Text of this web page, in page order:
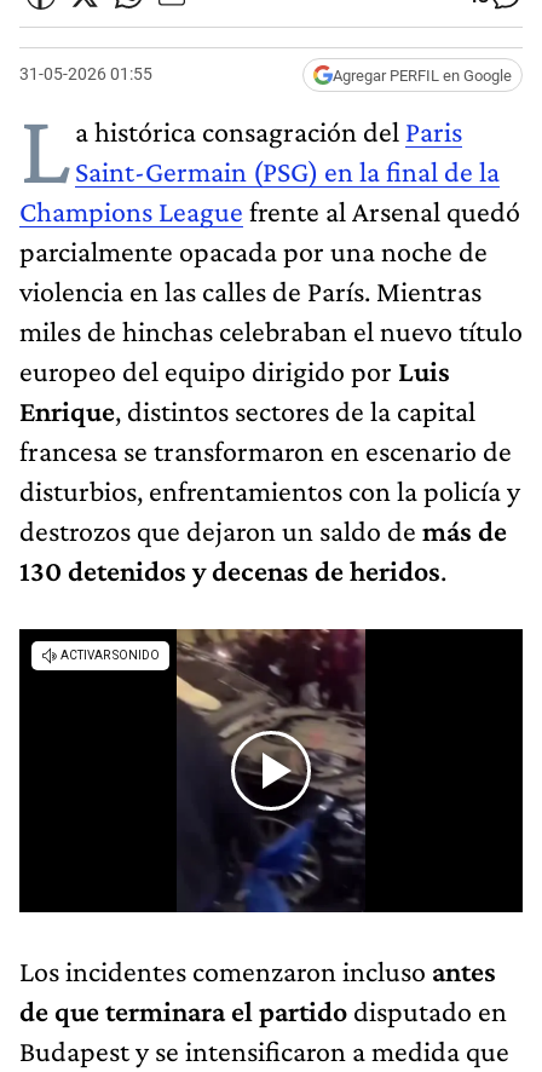
31-05-2026 01:55 Agregar PERFIL en Google
La histórica consagración del Paris
Saint-Germain (PSG) en la final de la
Champions League frente al Arsenal quedó
parcialmente opacada por una noche de
violencia en las calles de París. Mientras
miles de hinchas celebraban el nuevo título
europeo del equipo dirigido por Luis
Enrique, distintos sectores de la capital
francesa se transformaron en escenario de
disturbios, enfrentamientos con la policía y
destrozos que dejaron un saldo de más de
130 detenidos y decenas de heridos.
Los incidentes comenzaron incluso antes
de que terminara el partido disputado en
Budapest y se intensificaron a medida que